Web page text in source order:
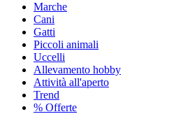
Marche
Cani
Gatti
Piccoli animali
Uccelli
Allevamento hobby
Attività all'aperto
Trend
% Offerte